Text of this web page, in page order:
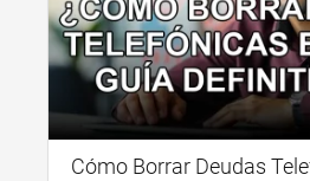
Cómo Borrar Deudas